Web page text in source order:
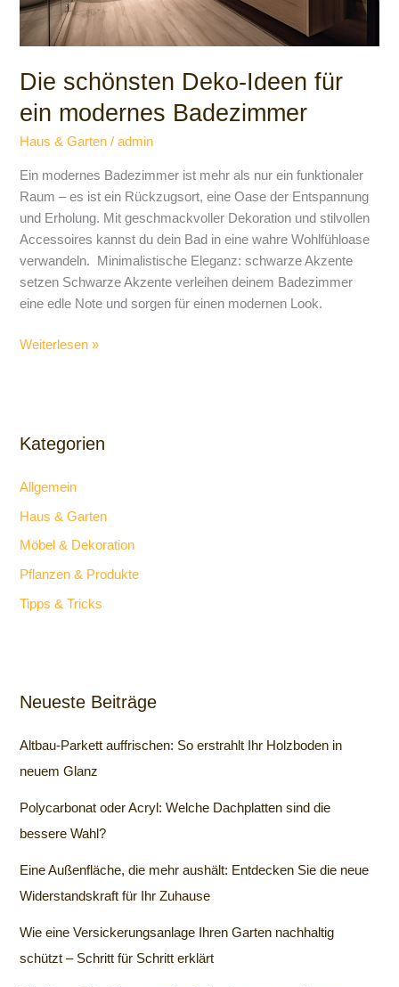
Die schönsten Deko-Ideen für
ein modernes Badezimmer
Haus & Garten /admin
Ein modernes Badezimmer ist mehr als nur ein funktionaler
Raum – es ist ein Rückzugsort, eine Oase der Entspannung
und Erholung. Mit geschmackvoller Dekoration und stilvollen
Accessoires kannst du dein Bad in eine wahre Wohlfühloase
verwandeln. Minimalistische Eleganz: schwarze Akzente
setzen Schwarze Akzente verleihen deinem Badezimmer
eine edle Note und sorgen für einen modernen Look.
Weiterlesen »
Kategorien
Allgemein
Haus & Garten
Möbel & Dekoration
Pflanzen & Produkte
Tipps & Tricks
Neueste Beiträge
Altbau-Parkett auffrischen: So erstrahlt Ihr Holzboden in
neuem Glanz
Polycarbonat oder Acryl: Welche Dachplatten sind die
bessere Wahl?
Eine Außenfläche, die mehr aushält: Entdecken Sie die neue
Widerstandskraft für Ihr Zuhause
Wie eine Versickerungsanlage Ihren Garten nachhaltig
schützt – Schritt für Schritt erklärt